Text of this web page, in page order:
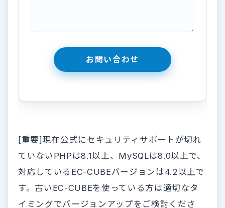
[重要]現在公式にセキュリティサポートが切れ
ていないPHPは8.1以上、MySQLは8.0以上で、
対応しているEC-CUBEバージョンは4.2以上で
す。古いEC-CUBEを使っている方は適切なタ
イミングでバージョンアップをご検討くださ